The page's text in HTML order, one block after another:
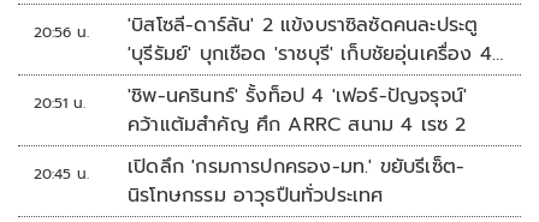
20:56 น.
'บิสโซลี-ดาร์ลัน' 2 แข้งบราซิลซัดคนละประตู
'บุรีรัมย์' บุกเชือด 'ราชบุรี' เก็บชัยอุ่นเครื่อง 4
นัดรวด
20:51 น.
'ชิพ-นครินทร์' รั้งท็อป 4 'เฟอร์-ปัญจรุจน์'
คว้าแต้มสำคัญ ศึก ARRC สนาม 4 เรซ 2
20:45 น.
เปิดลึก 'กรมการปกครอง-มท.' ขยับรีเซ็ต-
นิรโทษกรรม อาวุธปืนทั่วประเทศ